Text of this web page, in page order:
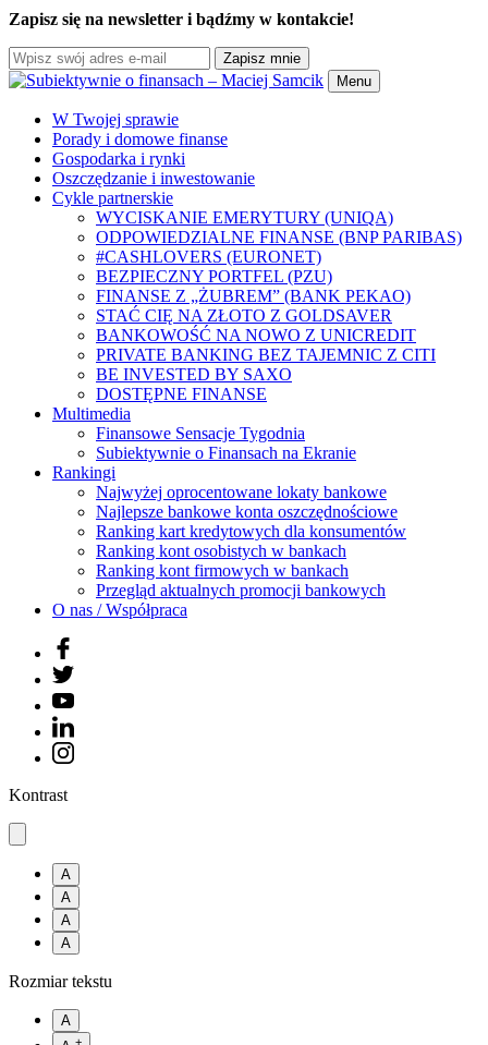
Zapisz się na newsletter i bądźmy w kontakcie!
Zapisz mnie
Menu
W Twojej sprawie
Porady i domowe finanse
Gospodarka i rynki
Oszczędzanie i inwestowanie
Cykle partnerskie
WYCISKANIE EMERYTURY (UNIQA)
ODPOWIEDZIALNE FINANSE (BNP PARIBAS)
#CASHLOVERS (EURONET)
BEZPIECZNY PORTFEL (PZU)
FINANSE Z „ŻUBREM” (BANK PEKAO)
STAĆ CIĘ NA ZŁOTO Z GOLDSAVER
BANKOWOŚĆ NA NOWO Z UNICREDIT
PRIVATE BANKING BEZ TAJEMNIC Z CITI
BE INVESTED BY SAXO
DOSTĘPNE FINANSE
Multimedia
Finansowe Sensacje Tygodnia
Subiektywnie o Finansach na Ekranie
Rankingi
Najwyżej oprocentowane lokaty bankowe
Najlepsze bankowe konta oszczędnościowe
Ranking kart kredytowych dla konsumentów
Ranking kont osobistych w bankach
Ranking kont firmowych w bankach
Przegląd aktualnych promocji bankowych
O nas / Współpraca
Kontrast
A
A
A
A
Rozmiar tekstu
A
+